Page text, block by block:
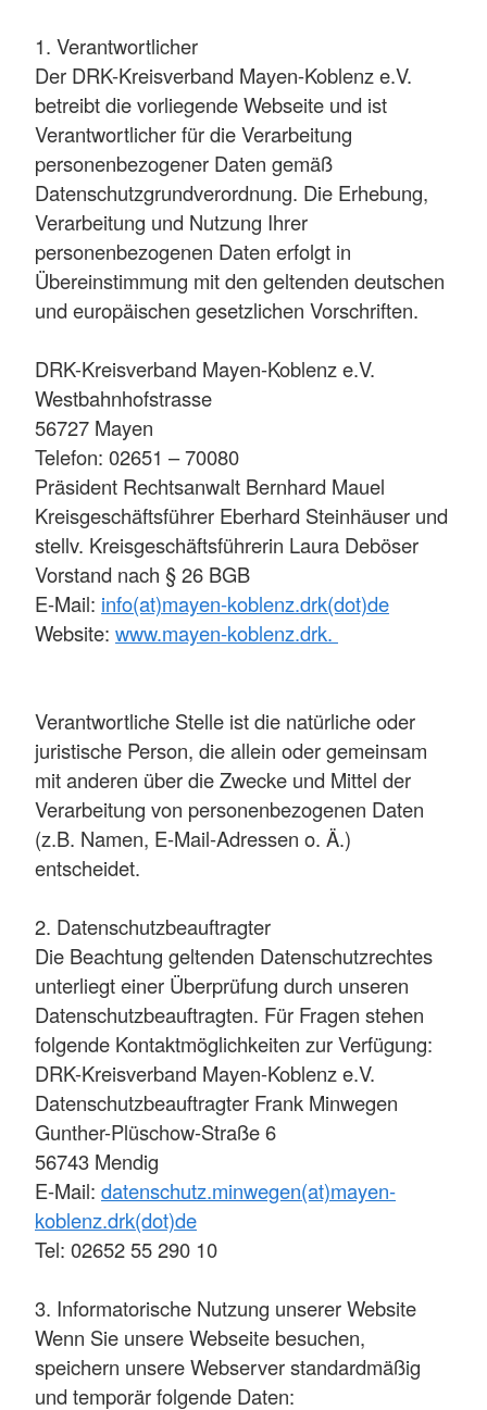
1. Verantwortlicher
Der DRK-Kreisverband Mayen-Koblenz e.V.
betreibt die vorliegende Webseite und ist
Verantwortlicher für die Verarbeitung
personenbezogener Daten gemäß
Datenschutzgrundverordnung. Die Erhebung,
Verarbeitung und Nutzung Ihrer
personenbezogenen Daten erfolgt in
Übereinstimmung mit den geltenden deutschen
und europäischen gesetzlichen Vorschriften.
DRK-Kreisverband Mayen-Koblenz e.V.
Westbahnhofstrasse
56727 Mayen
Telefon: 02651 – 70080
Präsident Rechtsanwalt Bernhard Mauel
Kreisgeschäftsführer Eberhard Steinhäuser und
stellv. Kreisgeschäftsführerin Laura Deböser
Vorstand nach § 26 BGB
E-Mail: info(at)mayen-koblenz.drk(dot)de
Website: www.mayen-koblenz.drk.
Verantwortliche Stelle ist die natürliche oder
juristische Person, die allein oder gemeinsam
mit anderen über die Zwecke und Mittel der
Verarbeitung von personenbezogenen Daten
(z.B. Namen, E-Mail-Adressen o. Ä.)
entscheidet.
2. Datenschutzbeauftragter
Die Beachtung geltenden Datenschutzrechtes
unterliegt einer Überprüfung durch unseren
Datenschutzbeauftragten. Für Fragen stehen
folgende Kontaktmöglichkeiten zur Verfügung:
DRK-Kreisverband Mayen-Koblenz e.V.
Datenschutzbeauftragter Frank Minwegen
Gunther-Plüschow-Straße 6
56743 Mendig
E-Mail: datenschutz.minwegen(at)mayen-
koblenz.drk(dot)de
Tel: 02652 55 290 10
3. Informatorische Nutzung unserer Website
Wenn Sie unsere Webseite besuchen,
speichern unsere Webserver standardmäßig
und temporär folgende Daten: